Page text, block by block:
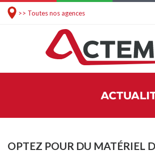
>> Toutes nos agences
OPTEZ POUR DU MATÉRIEL